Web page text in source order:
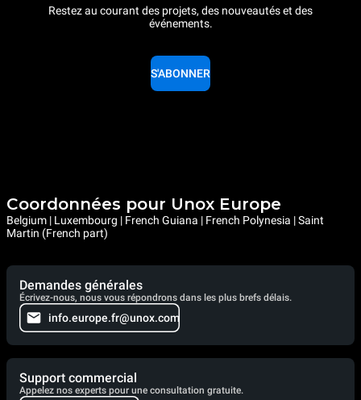
Restez au courant des projets, des nouveautés et des
événements.
S'ABONNER
Coordonnées pour Unox Europe
Belgium | Luxembourg | French Guiana | French Polynesia | Saint
Martin (French part)
Demandes générales
Écrivez-nous, nous vous répondrons dans les plus brefs délais.
info.europe.fr@unox.com
Support commercial
Appelez nos experts pour une consultation gratuite.